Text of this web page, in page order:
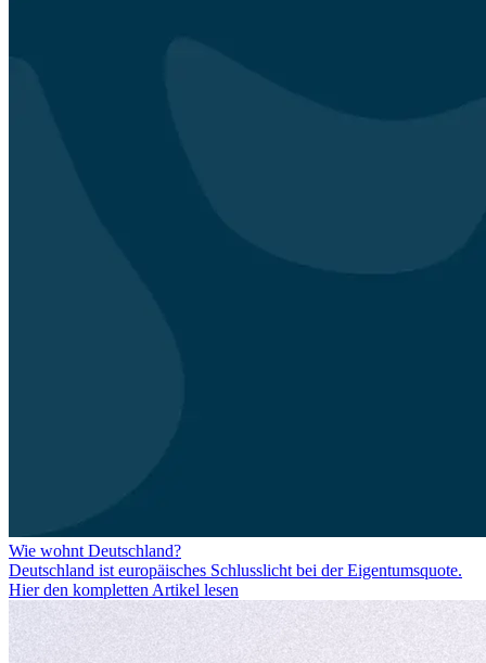
Wie wohnt Deutschland?
Deutschland ist europäisches Schlusslicht bei der Eigentumsquote.
Hier den kompletten Artikel lesen